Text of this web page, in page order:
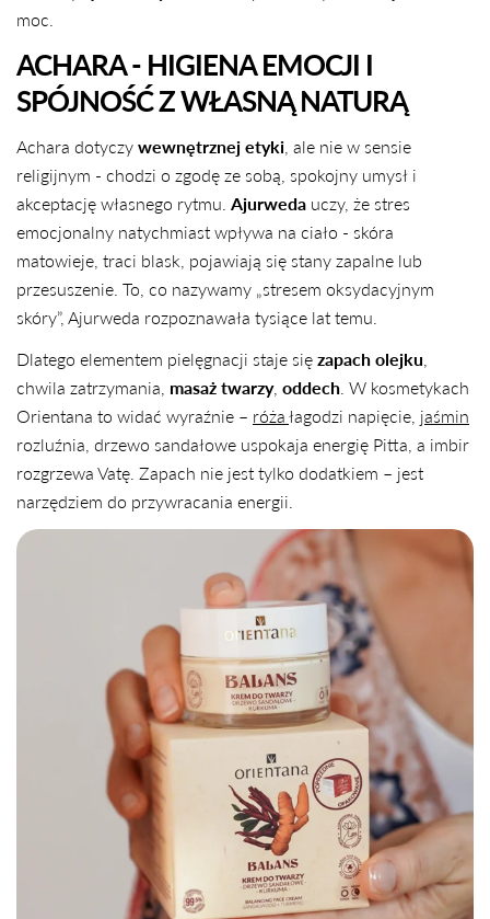
moc.
ACHARA - HIGIENA EMOCJI I
SPÓJNOŚĆ Z WŁASNĄ NATURĄ
Achara dotyczy wewnętrznej etyki , ale nie w sensie
religijnym - chodzi o zgodę ze sobą, spokojny umysł i
akceptację własnego rytmu. Ajurweda uczy, że stres
emocjonalny natychmiast wpływa na ciało - skóra
matowieje, traci blask, pojawiają się stany zapalne lub
przesuszenie. To, co nazywamy „stresem oksydacyjnym
skóry”, Ajurweda rozpoznawała tysiące lat temu.
Dlatego elementem pielęgnacji staje się zapach olejku
chwila zatrzymania, masaż twarzy, oddech . W kosmetykach
Orientana to widać wyraźnie – róża łagodzi napięcie, jaśmin
rozluźnia, drzewo sandałowe uspokaja energię Pitta, a imbir
rozgrzewa Vatę. Zapach nie jest tylko dodatkiem – jest
narzędziem do przywracania energii.